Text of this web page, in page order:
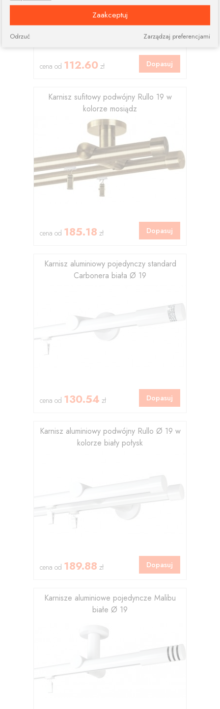
cena od 112.60 zł Dopasuj
Karnisz sufitowy podwójny Rullo 19 w
kolorze mosiądz
cena od 185.18 zł Dopasuj
Karnisz aluminiowy pojedynczy standard
Carbonera biała Ø 19
cena od 130.54 zł Dopasuj
Karnisz aluminiowy podwójny Rullo Ø 19 w
kolorze biały połysk
cena od 189.88 zł Dopasuj
Karnisze aluminiowe pojedyncze Malibu
białe Ø 19
Zaakceptuj
Zarządzaj preferencjami
Odrzuć